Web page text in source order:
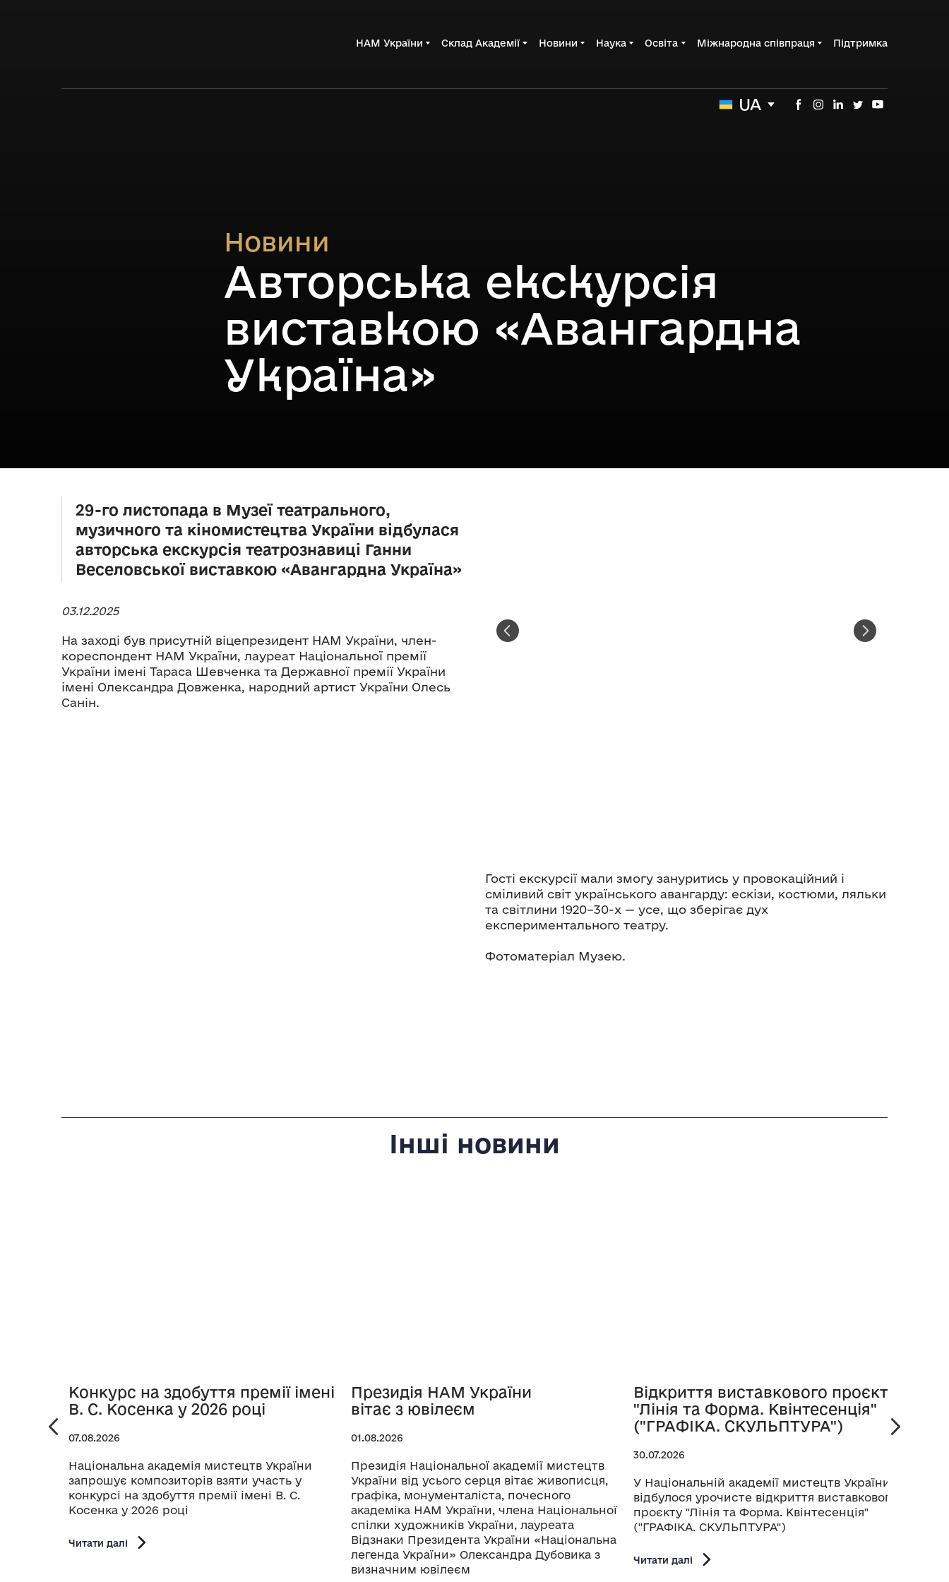
НАМ України Склад Академії Новини Наука Освіта Міжнародна співпраця Підтримка
UA
Новини
Авторська екскурсія
виставкою «Авангардна
Україна»
29-го листопада в Музеї театрального,
музичного та кіномистецтва України відбулася
авторська екскурсія театрознавиці Ганни
Веселовської виставкою «Авангардна Україна»
03.12.2025
На заході був присутній віцепрезидент НАМ України, член-
кореспондент НАМ України, лауреат Національної премії
України імені Тараса Шевченка та Державної премії України
імені Олександра Довженка, народний артист України Олесь
Санін.
Гості екскурсії мали змогу зануритись у провокаційний і
сміливий світ українського авангарду: ескізи, костюми, ляльки
та світлини 1920–30-х — усе, що зберігає дух
експериментального театру.
Фотоматеріал Музею.
Інші новини
Конкурс на здобуття премії імені
В. С. Косенка у 2026 році
07.08.2026
Національна академія мистецтв України
запрошує композиторів взяти участь у
конкурсі на здобуття премії імені В. С.
Косенка у 2026 році
Читати далі
Президія НАМ України
вітає з ювілеєм
01.08.2026
Президія Національної академії мистецтв
України від усього серця вітає живописця,
графіка, монументаліста, почесного
академіка НАМ України, члена Національної
спілки художників України, лауреата
Відзнаки Президента України «Національна
легенда України» Олександра Дубовика з
визначним ювілеєм
Відкриття виставкового проєкту
"Лінія та Форма. Квінтесенція"
("ГРАФІКА. СКУЛЬПТУРА")
30.07.2026
У Національній академії мистецтв України
відбулося урочисте відкриття виставкового
проєкту "Лінія та Форма. Квінтесенція"
("ГРАФІКА. СКУЛЬПТУРА")
Читати далі